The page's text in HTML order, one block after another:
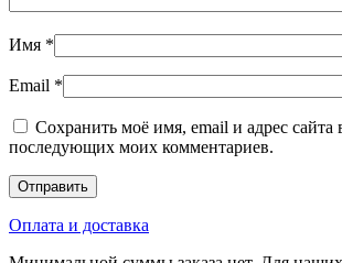
Имя *
Email *
Сохранить моё имя, email и адрес сайта
последующих моих комментариев.
Оплата и доставка